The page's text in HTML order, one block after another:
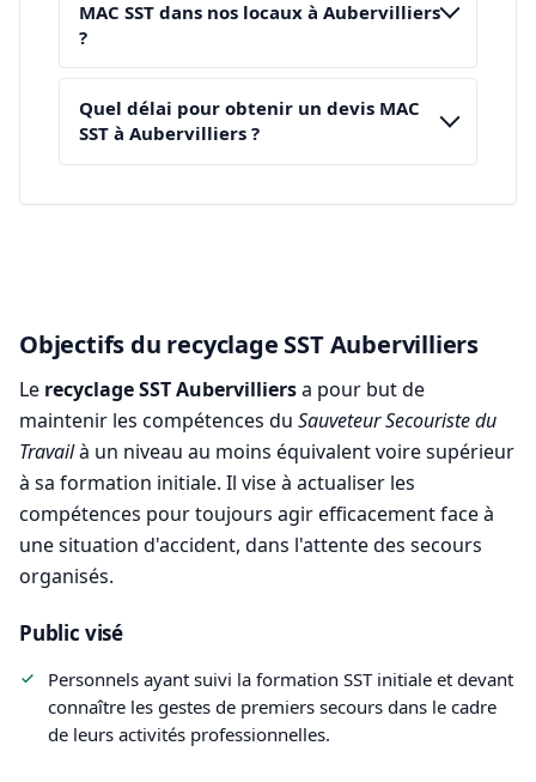
MAC SST dans nos locaux à Aubervilliers
?
Quel délai pour obtenir un devis MAC
SST à Aubervilliers ?
Objectifs du recyclage SST Aubervilliers
Le recyclage SST Aubervilliersa pour but de
maintenir les compétences du Sauveteur Secouriste du
Travailà un niveau au moins équivalent voire supérieur
à sa formation initiale. Il vise à actualiser les
compétences pour toujours agir efficacement face à
une situation d'accident, dans l'attente des secours
organisés.
Public visé
Personnels ayant suivi la formation SST initiale et devant
connaître les gestes de premiers secours dans le cadre
de leurs activités professionnelles.